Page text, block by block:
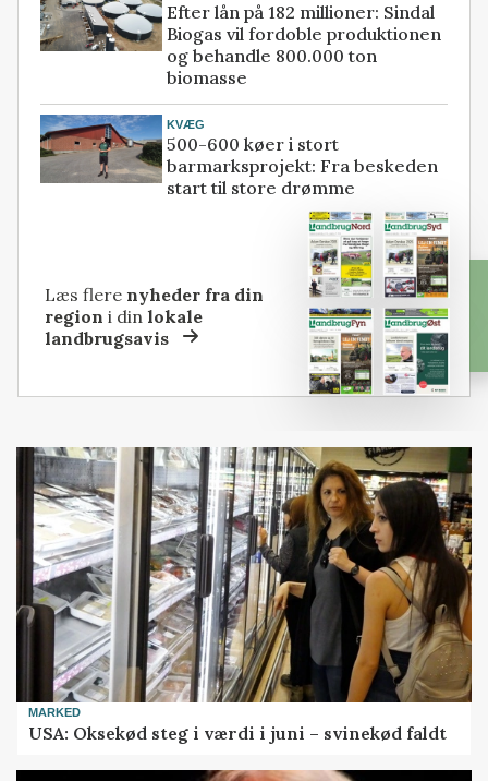
Efter lån på 182 millioner: Sindal
Biogas vil fordoble produktionen
og behandle 800.000 ton
biomasse
KVÆG
500-600 køer i stort
barmarksprojekt: Fra beskeden
start til store drømme
Læs flere nyheder fra din
region i dinlokale
landbrugsavis
MARKED
USA: Oksekød steg i værdi i juni – svinekød faldt